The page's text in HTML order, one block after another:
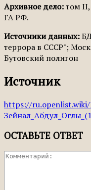
Архивное дело:том II,
ГА РФ.
Источники данных:
террора в СССР";
Бутовский полигон
Источник
https://
ОСТАВЬТЕ ОТВЕТ